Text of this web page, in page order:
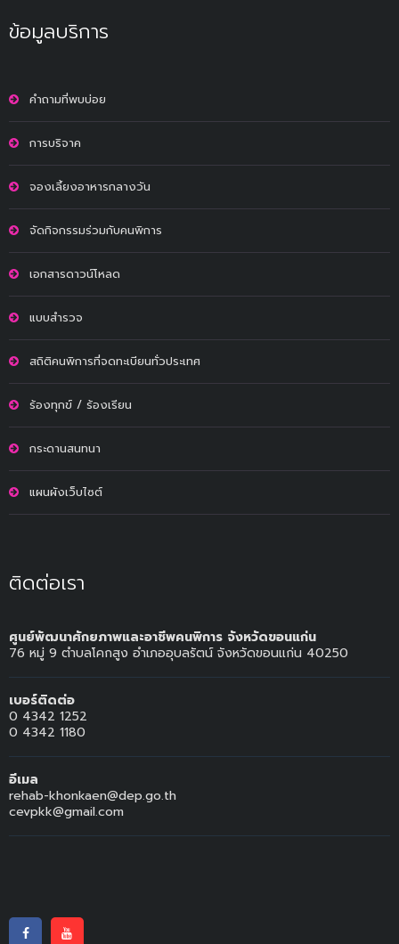
ข้อมูลบริการ
คำถามที่พบบ่อย
การบริจาค
จองเลี้ยงอาหารกลางวัน
จัดกิจกรรมร่วมกับคนพิการ
เอกสารดาวน์โหลด
แบบสำรวจ
สถิติคนพิการที่จดทะเบียนทั่วประเทศ
ร้องทุกข์ / ร้องเรียน
กระดานสนทนา
แผนผังเว็บไซต์
ติดต่อเรา
ศูนย์พัฒนาศักยภาพและอาชีพคนพิการ จังหวัดขอนแก่น
76 หมู่ 9 ตำบลโคกสูง อำเภออุบลรัตน์ จังหวัดขอนแก่น 40250
เบอร์ติดต่อ
0 4342 1252
0 4342 1180
อีเมล
rehab-khonkaen@dep.go.th
cevpkk@gmail.com